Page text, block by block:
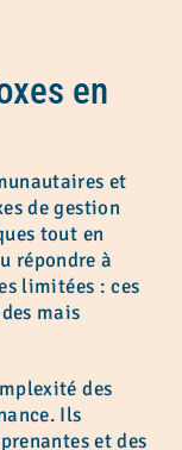
en
et
de gestion
tout en
répondre à
limitées : ces
mais
des
Ils
et des